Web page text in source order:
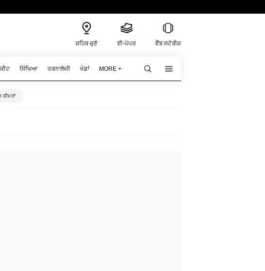
ਸ਼ਹਿਰ ਚੁਣੋ ਈ-ਪੇਪਰ ਵੈੱਬ ਸਟੋਰੀਜ਼
ਸਿੱਖਿਆ ਤਕਨਾਲੋਜੀ ਖੇਡਾਂ MORE +
ਕੀਮਤਾਂ